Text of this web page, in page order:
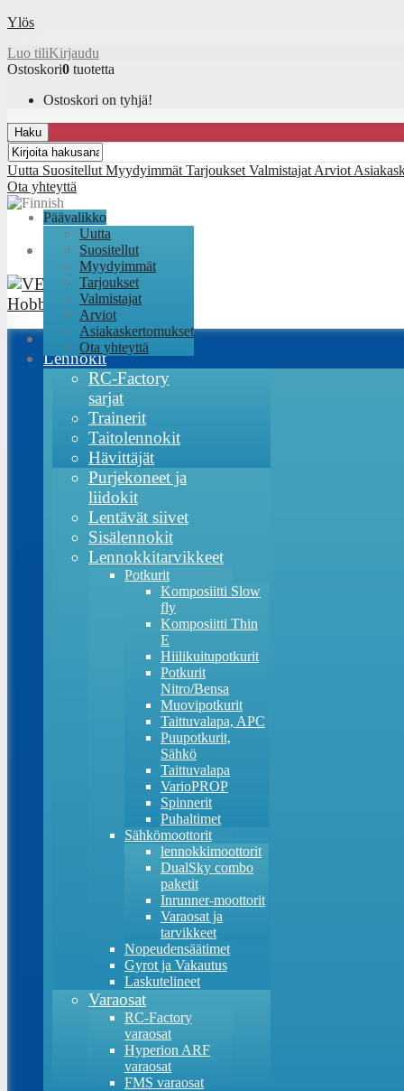
Ylös
Luo tiliKirjaudu
Ostoskori0 tuotetta
Ostoskori on tyhjä!
Haku
Uutta Suositellut Myydyimmät Tarjoukset Valmistajat Arviot
Ota yhteyttä
Päävalikko
Uutta
Suositellut
Myydyimmät
Tarjoukset
Valmistajat
Arviot
Asiakaskertomukset
Ota yhteyttä
Lennokit
RC-Factory
sarjat
Trainerit
Taitolennokit
Hävittäjät
Purjekoneet ja
liidokit
Lentävät siivet
Sisälennokit
Lennokkitarvikkeet
Potkurit
Komposiitti Slow
fly
Komposiitti Thin
E
Hiilikuitupotkurit
Potkurit
Nitro/Bensa
Muovipotkurit
Taittuvalapa, APC
Puupotkurit,
Sähkö
Taittuvalapa
VarioPROP
Spinnerit
Puhaltimet
Sähkömoottorit
lennokkimoottorit
DualSky combo
paketit
Inrunner-moottorit
Varaosat ja
tarvikkeet
Nopeudensäätimet
Gyrot ja Vakautus
Laskutelineet
Varaosat
RC-Factory
varaosat
Hyperion ARF
varaosat
FMS varaosat